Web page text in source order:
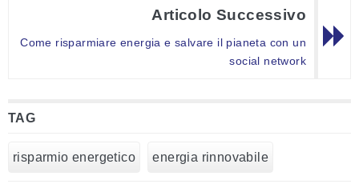
Articolo Successivo
Come risparmiare energia e salvare il pianeta con un
social network
TAG
risparmio energetico energia rinnovabile